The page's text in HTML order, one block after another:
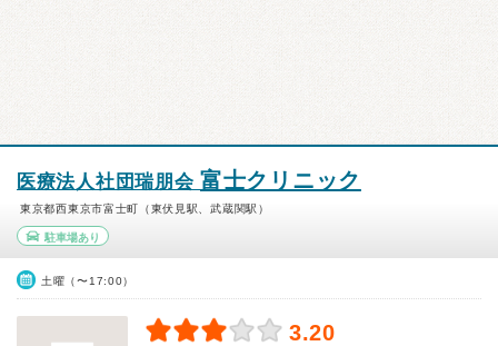
医療法人社団瑞朋会 富士クリニック
東京都西東京市富士町（東伏見駅、武蔵関駅）
駐車場あり
土曜（〜17:00）
3.20